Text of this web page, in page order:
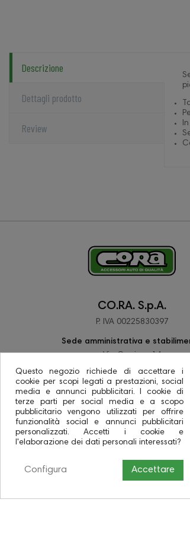
Descrizione
Dettagli prodotto
Review
CO.RA. S.p.A.
P. IVA 00225830397
Sede amministrativa e
Via Corriera 14
48033 Barbiano di Cotignola
tel +39 0545 78137 - fax +39 0545
PEC coraspa@pec.it
Questo negozio richiede di accettare i
cookie per scopi legati a prestazioni, social
media e annunci pubblicitari. I cookie di
terze parti per social media e a scopo
pubblicitario vengono utilizzati per offrire
funzionalità social e annunci pubblicitari
personalizzati. Accetti i cookie e
l'elaborazione dei dati personali interessati?
Accettare
Configura